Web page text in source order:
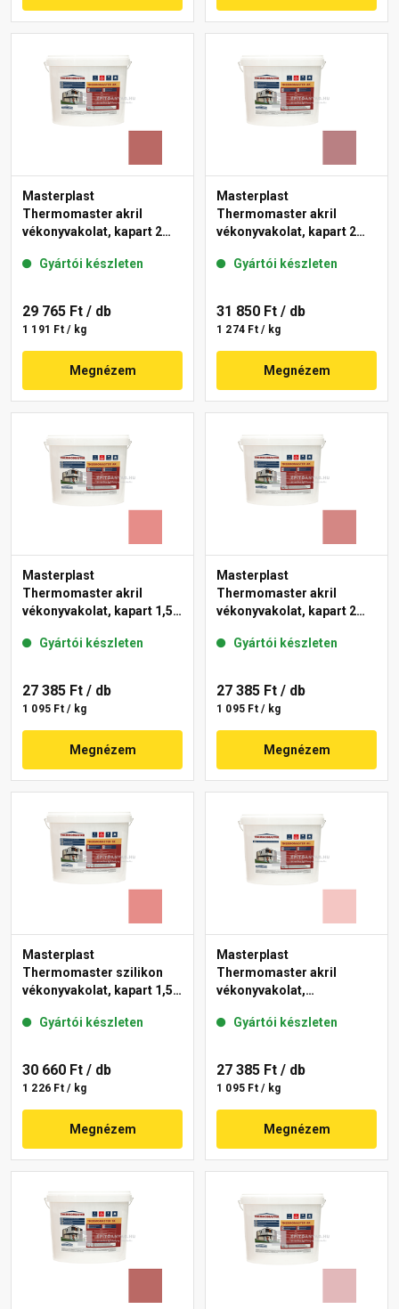
Masterplast
Thermomaster akril
vékonyvakolat, kapart 2
Gyártói készleten
29 765 Ft / db
1 191 Ft / kg
Megnézem
Masterplast
Thermomaster akril
vékonyvakolat, kapart 2
Gyártói készleten
31 850 Ft / db
1 274 Ft / kg
Megnézem
Masterplast
Thermomaster akril
vékonyvakolat, kapart 1,5
Gyártói készleten
27 385 Ft / db
1 095 Ft / kg
Megnézem
Masterplast
Thermomaster akril
vékonyvakolat, kapart 2
Gyártói készleten
27 385 Ft / db
1 095 Ft / kg
Megnézem
Masterplast
Thermomaster szilikon
vékonyvakolat, kapart 1,5
Gyártói készleten
30 660 Ft / db
1 226 Ft / kg
Megnézem
Masterplast
Thermomaster akril
vékonyvakolat,
21-F 25 kg
Gyártói készleten
27 385 Ft / db
1 095 Ft / kg
Megnézem